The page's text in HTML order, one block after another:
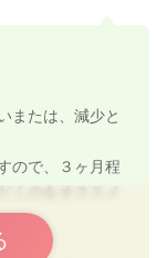
または、減少と
ので、３ヶ月程
くのをオススメ